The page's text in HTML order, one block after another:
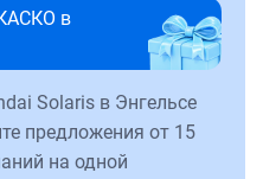
в
Solaris в Энгельсе
предложения от 15
на одной